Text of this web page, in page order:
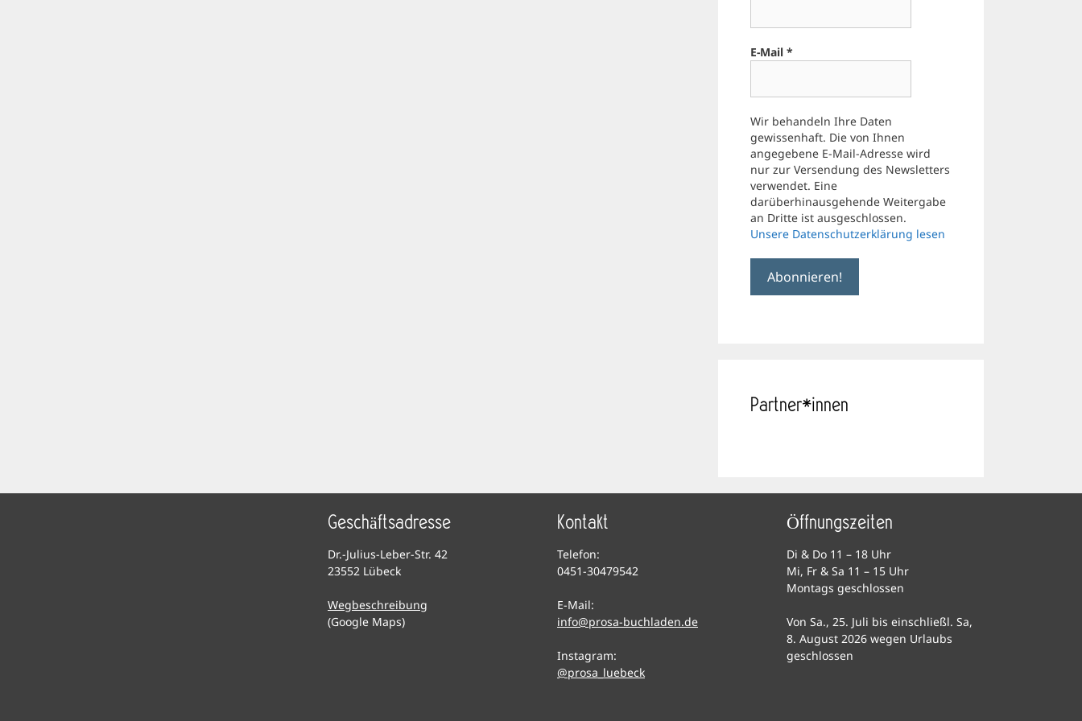
E-Mail *
Wir behandeln Ihre Daten
gewissenhaft. Die von Ihnen
angegebene E-Mail-Adresse wird
nur zur Versendung des Newsletters
verwendet. Eine
darüberhinausgehende Weitergabe
an Dritte ist ausgeschlossen.
Unsere Datenschutzerklärung lesen
Partner*innen
Geschäftsadresse
Dr.-Julius-Leber-Str. 42
23552 Lübeck
Wegbeschreibung
(Google Maps)
Kontakt
Telefon:
0451-30479542
E-Mail:
info@prosa-buchladen.de
Instagram:
@prosa_luebeck
Öffnungszeiten
Di & Do 11 – 18 Uhr
Mi, Fr & Sa 11 – 15 Uhr
Montags geschlossen
Von Sa., 25. Juli bis einschließl. Sa,
8. August 2026 wegen Urlaubs
geschlossen